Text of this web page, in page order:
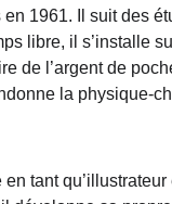
1961. Il suit des
libre, il s’installe
de l’argent de
la physique-
tant